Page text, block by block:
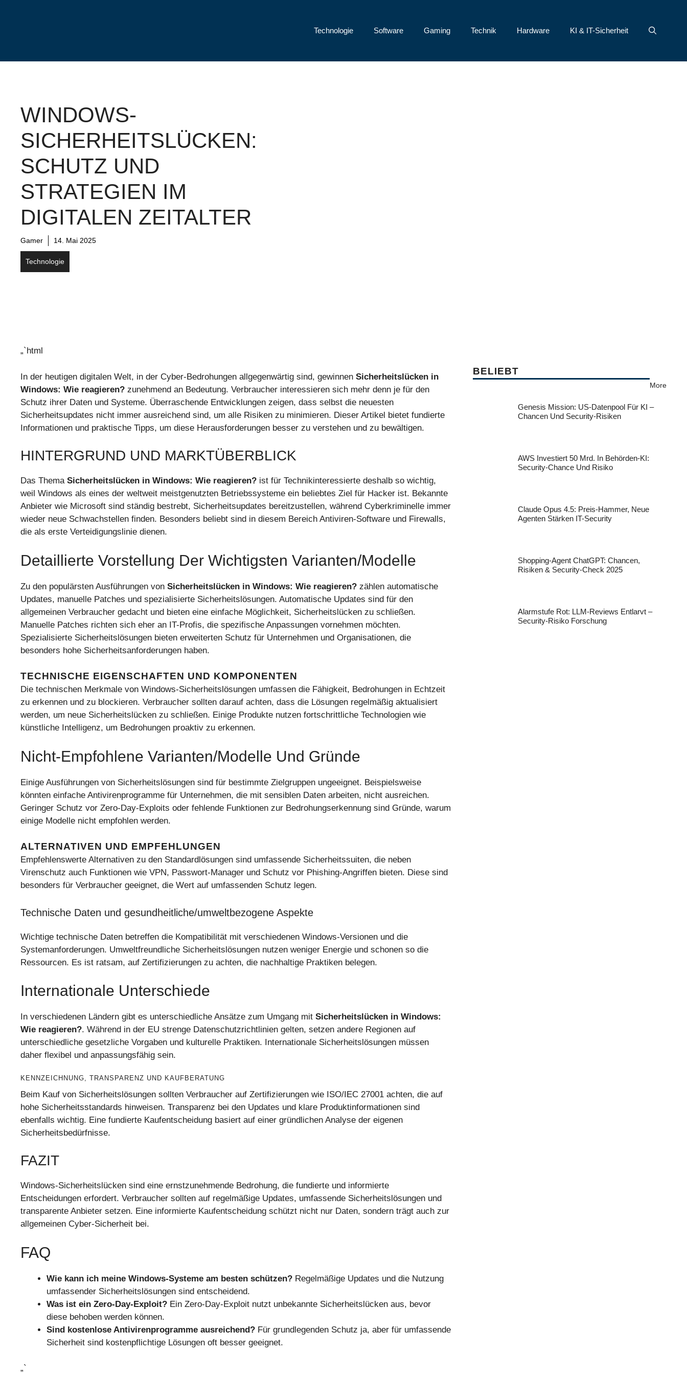
Technologie Software Gaming Technik Hardware KI & IT-Sicherheit
WINDOWS-
SICHERHEITSLÜCKEN:
SCHUTZ UND
STRATEGIEN IM
DIGITALEN ZEITALTER
Gamer 14. Mai 2025
Technologie
„`html
In der heutigen digitalen Welt, in der Cyber-Bedrohungen allgegenwärtig sind, gewinnen Sicherheitslücken in
Windows: Wie reagieren? zunehmend an Bedeutung. Verbraucher interessieren sich mehr denn je für den
Schutz ihrer Daten und Systeme. Überraschende Entwicklungen zeigen, dass selbst die neuesten
Sicherheitsupdates nicht immer ausreichend sind, um alle Risiken zu minimieren. Dieser Artikel bietet fundierte
Informationen und praktische Tipps, um diese Herausforderungen besser zu verstehen und zu bewältigen.
HINTERGRUND UND MARKTÜBERBLICK
Das Thema Sicherheitslücken in Windows: Wie reagieren? ist für Technikinteressierte deshalb so wichtig,
weil Windows als eines der weltweit meistgenutzten Betriebssysteme ein beliebtes Ziel für Hacker ist. Bekannte
Anbieter wie Microsoft sind ständig bestrebt, Sicherheitsupdates bereitzustellen, während Cyberkriminelle immer
wieder neue Schwachstellen finden. Besonders beliebt sind in diesem Bereich Antiviren-Software und Firewalls,
die als erste Verteidigungslinie dienen.
Detaillierte Vorstellung Der Wichtigsten Varianten/Modelle
Zu den populärsten Ausführungen von Sicherheitslücken in Windows: Wie reagieren? zählen automatische
Updates, manuelle Patches und spezialisierte Sicherheitslösungen. Automatische Updates sind für den
allgemeinen Verbraucher gedacht und bieten eine einfache Möglichkeit, Sicherheitslücken zu schließen.
Manuelle Patches richten sich eher an IT-Profis, die spezifische Anpassungen vornehmen möchten.
Spezialisierte Sicherheitslösungen bieten erweiterten Schutz für Unternehmen und Organisationen, die
besonders hohe Sicherheitsanforderungen haben.
TECHNISCHE EIGENSCHAFTEN UND KOMPONENTEN
Die technischen Merkmale von Windows-Sicherheitslösungen umfassen die Fähigkeit, Bedrohungen in Echtzeit
zu erkennen und zu blockieren. Verbraucher sollten darauf achten, dass die Lösungen regelmäßig aktualisiert
werden, um neue Sicherheitslücken zu schließen. Einige Produkte nutzen fortschrittliche Technologien wie
künstliche Intelligenz, um Bedrohungen proaktiv zu erkennen.
Nicht-Empfohlene Varianten/Modelle Und Gründe
Einige Ausführungen von Sicherheitslösungen sind für bestimmte Zielgruppen ungeeignet. Beispielsweise
könnten einfache Antivirenprogramme für Unternehmen, die mit sensiblen Daten arbeiten, nicht ausreichen.
Geringer Schutz vor Zero-Day-Exploits oder fehlende Funktionen zur Bedrohungserkennung sind Gründe, warum
einige Modelle nicht empfohlen werden.
ALTERNATIVEN UND EMPFEHLUNGEN
Empfehlenswerte Alternativen zu den Standardlösungen sind umfassende Sicherheitssuiten, die neben
Virenschutz auch Funktionen wie VPN, Passwort-Manager und Schutz vor Phishing-Angriffen bieten. Diese sind
besonders für Verbraucher geeignet, die Wert auf umfassenden Schutz legen.
Technische Daten und gesundheitliche/umweltbezogene Aspekte
Wichtige technische Daten betreffen die Kompatibilität mit verschiedenen Windows-Versionen und die
Systemanforderungen. Umweltfreundliche Sicherheitslösungen nutzen weniger Energie und schonen so die
Ressourcen. Es ist ratsam, auf Zertifizierungen zu achten, die nachhaltige Praktiken belegen.
Internationale Unterschiede
In verschiedenen Ländern gibt es unterschiedliche Ansätze zum Umgang mit Sicherheitslücken in Windows:
Wie reagieren?. Während in der EU strenge Datenschutzrichtlinien gelten, setzen andere Regionen auf
unterschiedliche gesetzliche Vorgaben und kulturelle Praktiken. Internationale Sicherheitslösungen müssen
daher flexibel und anpassungsfähig sein.
KENNZEICHNUNG, TRANSPARENZ UND KAUFBERATUNG
Beim Kauf von Sicherheitslösungen sollten Verbraucher auf Zertifizierungen wie ISO/IEC 27001 achten, die auf
hohe Sicherheitsstandards hinweisen. Transparenz bei den Updates und klare Produktinformationen sind
ebenfalls wichtig. Eine fundierte Kaufentscheidung basiert auf einer gründlichen Analyse der eigenen
Sicherheitsbedürfnisse.
FAZIT
Windows-Sicherheitslücken sind eine ernstzunehmende Bedrohung, die fundierte und informierte
Entscheidungen erfordert. Verbraucher sollten auf regelmäßige Updates, umfassende Sicherheitslösungen und
transparente Anbieter setzen. Eine informierte Kaufentscheidung schützt nicht nur Daten, sondern trägt auch zur
allgemeinen Cyber-Sicherheit bei.
FAQ
Wie kann ich meine Windows-Systeme am besten schützen? Regelmäßige Updates und die Nutzung
umfassender Sicherheitslösungen sind entscheidend.
Was ist ein Zero-Day-Exploit? Ein Zero-Day-Exploit nutzt unbekannte Sicherheitslücken aus, bevor
diese behoben werden können.
Sind kostenlose Antivirenprogramme ausreichend? Für grundlegenden Schutz ja, aber für umfassende
Sicherheit sind kostenpflichtige Lösungen oft besser geeignet.
„`
BELIEBT
More
Genesis Mission: US-Datenpool Für KI –
Chancen Und Security-Risiken
AWS Investiert 50 Mrd. In Behörden-KI:
Security-Chance Und Risiko
Claude Opus 4.5: Preis-Hammer, Neue
Agenten Stärken IT-Security
Shopping-Agent ChatGPT: Chancen,
Risiken & Security-Check 2025
Alarmstufe Rot: LLM-Reviews Entlarvt –
Security-Risiko Forschung